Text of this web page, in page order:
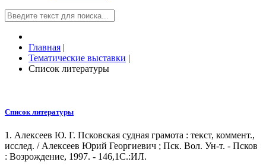
Главная |
Тематические выставки |
Список литературы
Список литературы
1. Алексеев Ю. Г. Псковская судная грамота : текст, коммент.,
исслед. / Алексеев Юрий Георгиевич ; Пск. Вол. Ун-т. - Псков
: Возрождение, 1997. - 146,1С.:ИЛ.